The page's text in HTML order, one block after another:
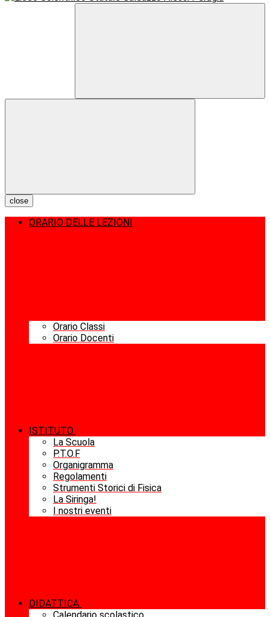
close
ORARIO DELLE LEZIONI
Orario Classi
Orario Docenti
ISTITUTO
La Scuola
P.T.O.F
Organigramma
Regolamenti
Strumenti Storici di Fisica
La Siringa!
I nostri eventi
DIDATTICA